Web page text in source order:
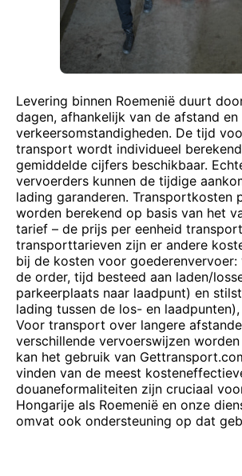
Levering binnen Roemenië duurt
dagen, afhankelijk van de afstand en
verkeersomstandigheden. De tijd
transport wordt individueel
gemiddelde cijfers beschikbaar.
vervoerders kunnen de tijdige
lading garanderen. Transportkosten
worden berekend op basis van het
tarief – de prijs per eenheid
transporttarieven zijn er andere
bij de kosten voor
de order, tijd besteed aan laden/
parkeerplaats naar laadpunt) en
lading tussen de los- en
Voor transport over langere
verschillende vervoerswijzen
kan het gebruik van
vinden van de meest
douaneformaliteiten zijn cruciaal
Hongarije als Roemenië en onze
omvat ook ondersteuning op dat